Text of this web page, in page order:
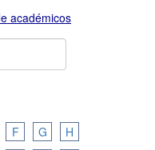
F G
H